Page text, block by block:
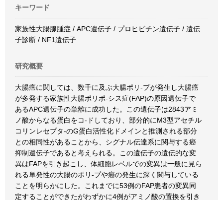
キーワード
家族性大腸腺腫症 / APC遺伝子 / プロヒビチン遺伝子 / 遺伝
子診断 / NF1遺伝子
研究概要
大腸癌に関しては、数千に及ぶ大腸ポリ-プが発生し大腸癌
が多発する家族性大腸ポリポ-シス症(FAP)の原因遺伝子で
あるAPC遺伝子の単離に成功した。この遺伝子は2843アミ
ノ酸からなる蛋白をコ-ドしており、部分的にM3型アセチル
コリンレセプタ-のG蛋白活性化ドメインと推測される部分
との相同性があることから、シグナル伝達系に関与する癌
抑制遺伝子であると考えられる。この遺伝子の遺伝的な変
異はFAPを引き起こし、体細胞レベルでの変異は一般に見ら
れる単発性の大腸のポリ-プや癌の発生に深く関与している
ことを明らかにした。これまでに53例のFAP患者の変異同
定することができたがわずかに4例がアミノ酸の置換を引き